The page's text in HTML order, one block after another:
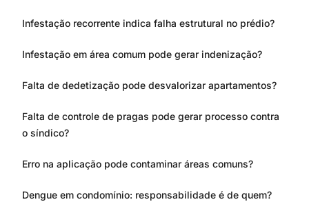
Infestação recorrente indica falha estrutural no prédio?
Infestação em área comum pode gerar indenização?
Falta de dedetização pode desvalorizar apartamentos?
Falta de controle de pragas pode gerar processo contra
o síndico?
Erro na aplicação pode contaminar áreas comuns?
Dengue em condomínio: responsabilidade é de quem?